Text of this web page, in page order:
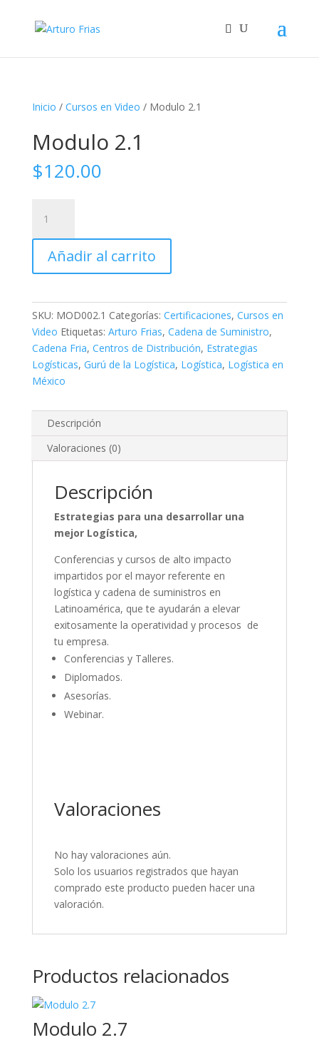
Inicio / Cursos en Video / Modulo 2.1
Modulo 2.1
$120.00
cantidad
Añadir al carrito
SKU: MOD002.1 Categorías: Certificaciones, Cursos en
Video Etiquetas: Arturo Frias, Cadena de Suministro,
Cadena Fria, Centros de Distribución, Estrategias
Logísticas, Gurú de la Logística, Logística, Logística en
México
Descripción
Valoraciones (0)
Descripción
Estrategias para una desarrollar una
mejor Logística,
Conferencias y cursos de alto impacto
impartidos por el mayor referente en
logística y cadena de suministros en
Latinoamérica, que te ayudarán a elevar
exitosamente la operatividad y procesos de
tu empresa.
Conferencias y Talleres.
Diplomados.
Asesorías.
Webinar.
Valoraciones
No hay valoraciones aún.
Solo los usuarios registrados que hayan
comprado este producto pueden hacer una
valoración.
Productos relacionados
Modulo 2.7